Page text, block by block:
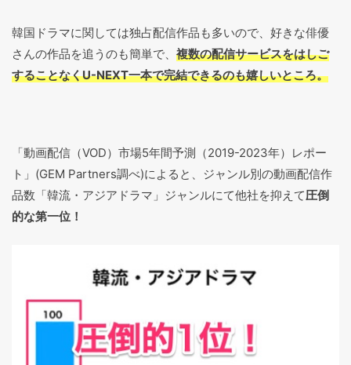
韓国ドラマに関しては独占配信作品も多いので、好きな俳優
さんの作品を追うのも簡単で、 複数の配信サービスをはしご
することなくU-NEXT一本で完結できるのも嬉しいところ。
「動画配信（VOD）市場5年間予測（2019-2023年）レポー
ト」(GEM Partners調べ)によると、ジャンル別の動画配信作
品数「韓流・アジアドラマ」ジャンルにて他社を抑えて圧倒
的な第一位！